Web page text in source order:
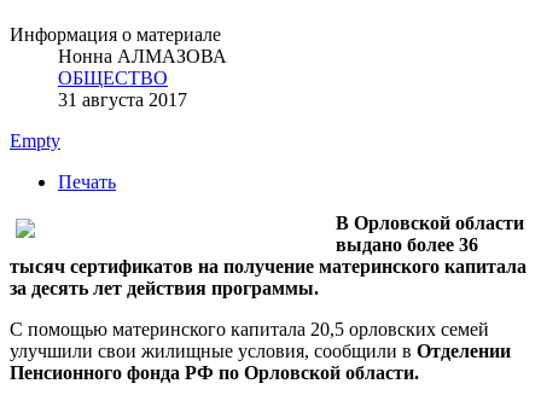
Информация о материале
Нонна АЛМАЗОВА
ОБЩЕСТВО
31 августа 2017
Empty
Печать
В Орловской области
выдано более 36
тысяч сертификатов на получение материнского капитала
за десять лет действия программы.
С помощью материнского капитала 20,5 орловских семей
улучшили свои жилищные условия, сообщили в Отделении
Пенсионного фонда РФ по Орловской области.